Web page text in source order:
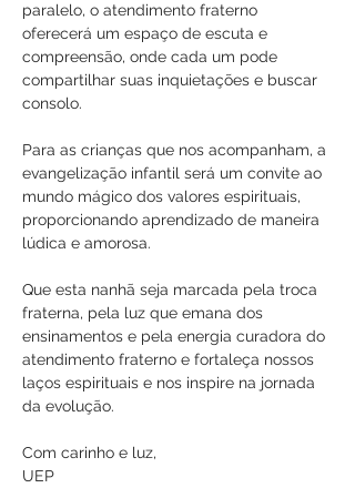
paralelo, o atendimento fraterno
oferecerá um espaço de escuta e
compreensão, onde cada um pode
compartilhar suas inquietações e buscar
consolo.
Para as crianças que nos acompanham, a
evangelização infantil será um convite ao
mundo mágico dos valores espirituais,
proporcionando aprendizado de maneira
lúdica e amorosa.
Que esta nanhã seja marcada pela troca
fraterna, pela luz que emana dos
ensinamentos e pela energia curadora do
atendimento fraterno e fortaleça nossos
laços espirituais e nos inspire na jornada
da evolução.
Com carinho e luz,
UEP